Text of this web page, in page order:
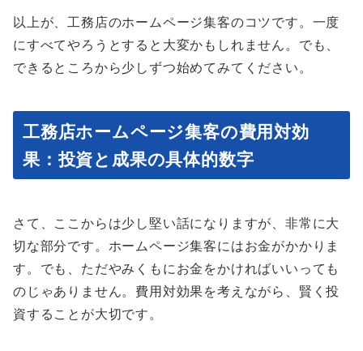
以上が、工務店のホームページ集客のコツです。一度
にすべてやろうとすると大変かもしれません。でも、
できるところから少しずつ始めてみてください。
工務店ホームページ集客の費用対効
果：投資と成果の具体的数字
さて、ここからは少し堅い話になりますが、非常に大
切な部分です。ホームページ集客にはお金がかかりま
す。でも、ただやみくもにお金をかければいいっても
のじゃありません。費用対効果を考えながら、賢く投
資することが大切です。